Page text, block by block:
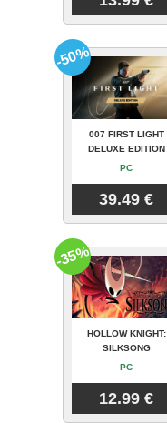
007 FIRST LIGHT
DELUXE EDITION
PC
39.49 €
-50%
HOLLOW KNIGHT:
SILKSONG
PC
12.99 €
-35%